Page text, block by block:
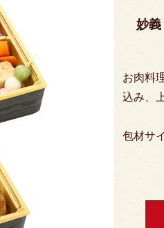
妙義
お肉料
込み、
包材サ